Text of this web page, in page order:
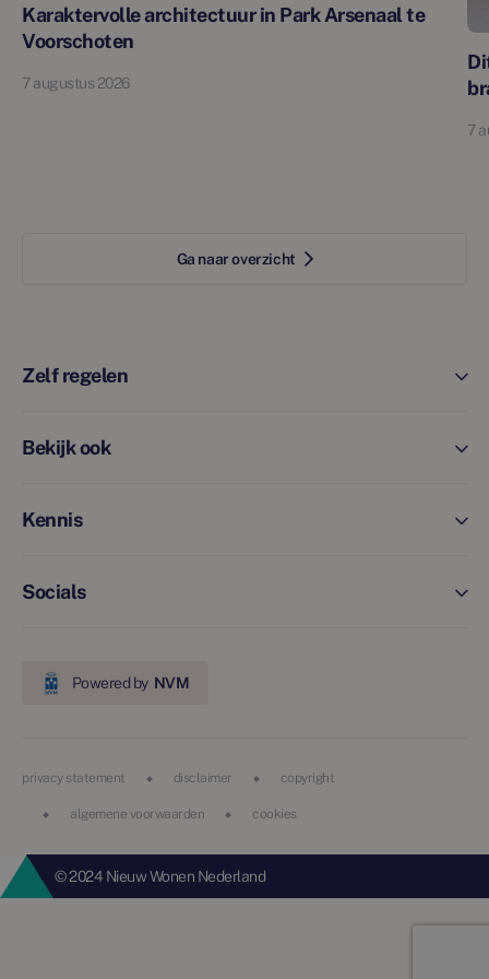
Karaktervolle architectuur in Park Arsenaal te
Voorschoten
7 augustus 2026
7
Ga naar overzicht
Zelf regelen
Bekijk ook
Kennis
Socials
Powered by NVM
privacy statement disclaimer copyright
algemene voorwaarden cookies
© 2024 Nieuw Wonen Nederland